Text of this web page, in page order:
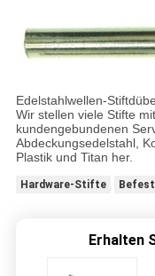
Edelstahlwellen-
Wir stellen viele Stifte
kundengebundenen
Abdeckungsedelstahl,
Plastik und Titan her.
Hardware-Stifte
Erhalten